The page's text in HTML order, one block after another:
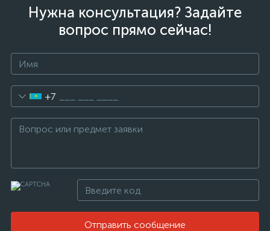
Нужна консультация? Задайте
вопрос прямо сейчас!
+7
Отправить сообщение